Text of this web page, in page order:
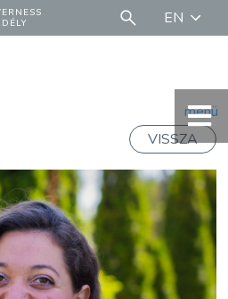
EN
menü
VISSZA